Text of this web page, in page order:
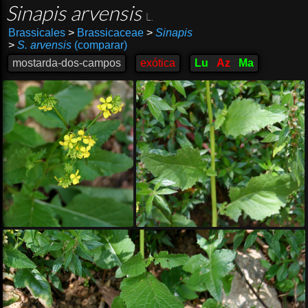
Sinapis arvensis
Brassicales >Brassicaceae > Sinapis
> S. arvensis(comparar)
mostarda-dos-campos
exótica Lu Az Ma